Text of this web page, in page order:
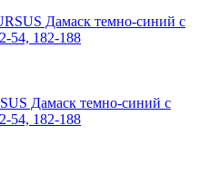
Дамаск темно-синий с
54, 182-188